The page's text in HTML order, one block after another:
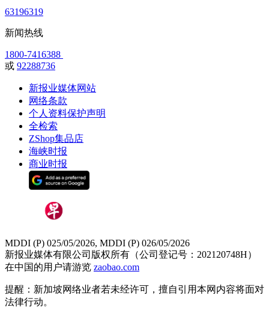
63196319
新闻热线
1800-7416388
或 92288736
新报业媒体网站
网络条款
个人资料保护声明
全检索
ZShop集品店
海峡时报
商业时报
MDDI (P) 025/05/2026, MDDI (P) 026/05/2026
新报业媒体有限公司版权所有（公司登记号：202120748H）
在中国的用户请游览 zaobao.com
提醒：新加坡网络业者若未经许可，擅自引用本网内容将面对
法律行动。